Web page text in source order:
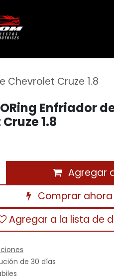
Chevrolet Cruze 1.8
Enfriador
1.8
Agregar
Comprar ahora
Agregar a la lista de
de 30 días